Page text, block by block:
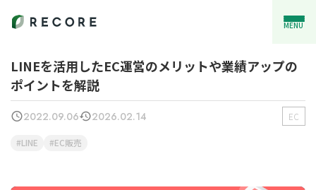
MENU
LINEを活用したEC運営のメリットや業績アップの
ポイントを解説
2022.09.06 2026.02.14 EC
LINE EC販売